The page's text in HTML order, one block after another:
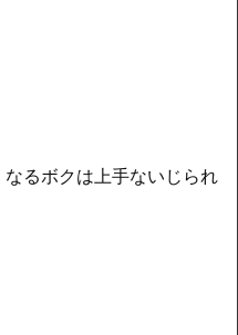
るボクは上手ないじられ